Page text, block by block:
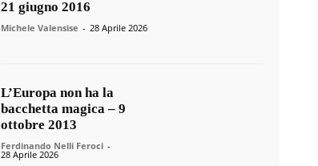
21 giugno 2016
Michele Valensise - 28 Aprile 2026
L’Europa non ha la
bacchetta magica – 9
ottobre 2013
Ferdinando Nelli Feroci -
28 Aprile 2026